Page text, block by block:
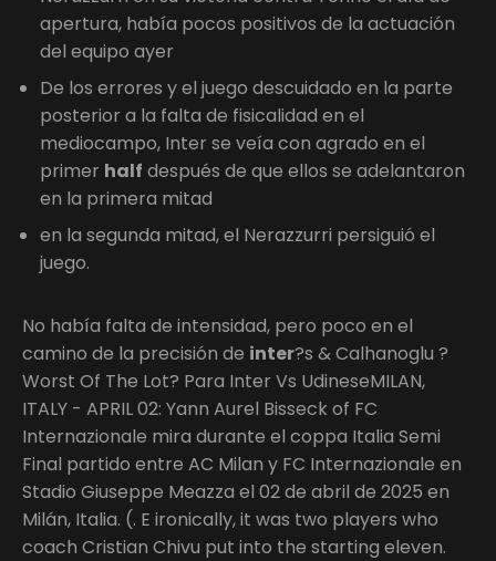
apertura, había pocos positivos de la actuación
del equipo ayer
De los errores y el juego descuidado en la parte
posterior a la falta de fisicalidad en el
mediocampo, Inter se veía con agrado en el
primer half después de que ellos se adelantaron
en la primera mitad
en la segunda mitad, el Nerazzurri persiguió el
juego.
No había falta de intensidad, pero poco en el
camino de la precisión de inter?s & Calhanoglu ?
Worst Of The Lot? Para Inter Vs UdineseMILAN,
ITALY - APRIL 02: Yann Aurel Bisseck of FC
Internazionale mira durante el coppa Italia Semi
Final partido entre AC Milan y FC Internazionale en
Stadio Giuseppe Meazza el 02 de abril de 2025 en
Milán, Italia. (. E ironically, it was two players who
coach Cristian Chivu put into the starting eleven.